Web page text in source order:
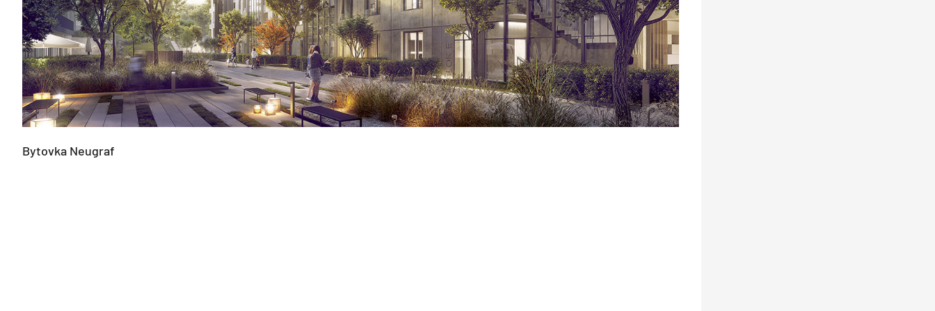
Bytovka Neugraf